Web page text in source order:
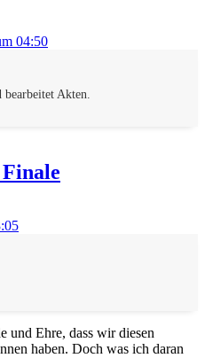
04:50
bearbeitet Akten.
und Ehre, dass wir diesen
haben. Doch was ich daran